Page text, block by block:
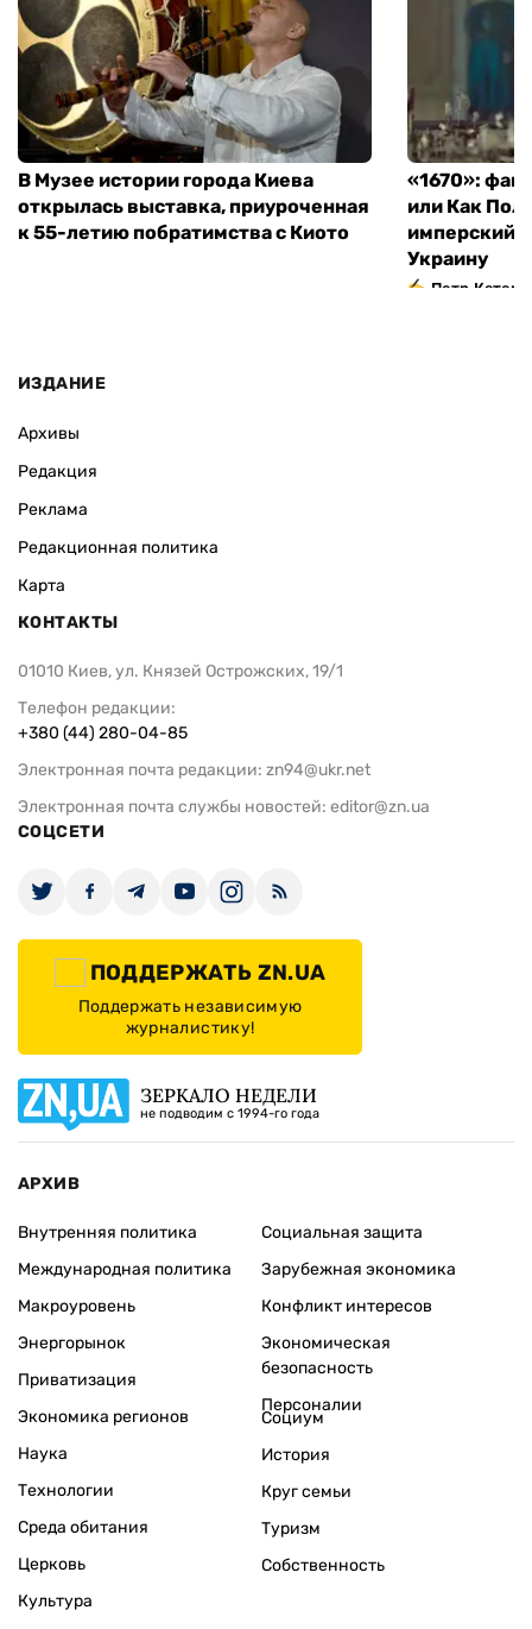
В Музее истории города Киева
открылась выставка, приуроченная
к 55-летию побратимства с Киото
«1670»:
или Как
имперский
Украину
Петр
ИЗДАНИЕ
Архивы
Редакция
Реклама
Редакционная политика
Карта
КОНТАКТЫ
01010 Киев, ул. Князей Острожских, 19/1
Телефон редакции:
+380 (44) 280-04-85
Электронная почта редакции: zn94@ukr.net
Электронная почта службы новостей: editor@zn.ua
СОЦСЕТИ
ПОДДЕРЖАТЬ ZN.UA
Поддержать независимую
журналистику!
ЗЕРКАЛО НЕДЕЛИ
не подводим с 1994-го года
АРХИВ
Внутренняя политика
Международная политика
Макроуровень
Энергорынок
Приватизация
Экономика регионов
Социальная защита
Зарубежная экономика
Конфликт интересов
Экономическая
безопасность
Персоналии
Наука
Технологии
Среда обитания
Церковь
Культура
Социум
История
Круг семьи
Туризм
Собственность